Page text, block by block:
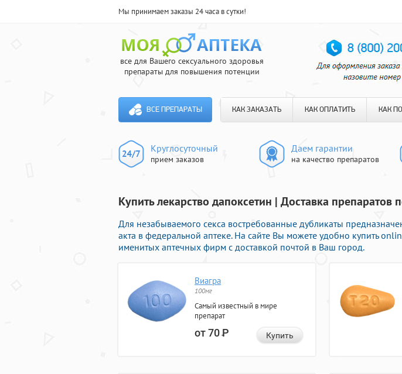
Мы принимаем заказы 24 часа в сутки!
все для Вашего сексуального здоровья
препараты для повышения потенции
ВСЕ ПРЕПАРАТЫ КАК ЗАКАЗАТЬ КАК ОПЛАТИТЬ КАК
Круглосуточный
прием заказов
Даем гарантии
на качество препаратов
Купить лекарство дапоксетин | Доставка препаратов
Для незабываемого секса востребованные дубликаты
акта в федеральной аптеке. На сайте Вы можете удобно купить
именитых аптечных фирм с доставкой почтой в Ваш город.
Виагра
100мг
Самый известный в мире
препарат
от 70Р Купить